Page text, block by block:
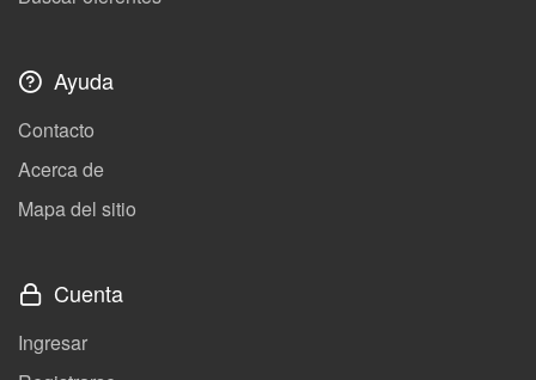
Ayuda
Contacto
Acerca de
Mapa del sitio
Cuenta
Ingresar